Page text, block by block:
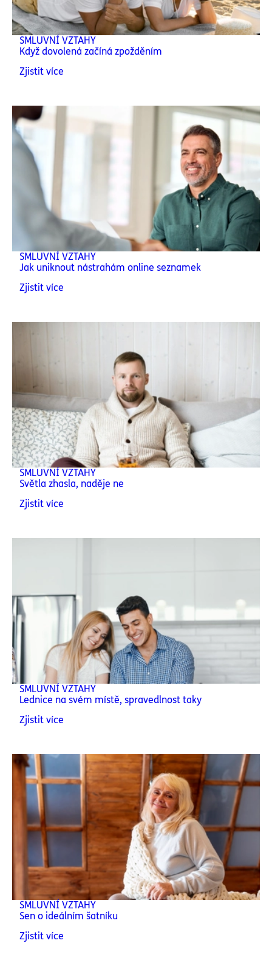
SMLUVNÍ VZTAHY
Když dovolená začíná zpožděním
Zjistit více
SMLUVNÍ VZTAHY
Jak uniknout nástrahám online seznamek
Zjistit více
SMLUVNÍ VZTAHY
Světla zhasla, naděje ne
Zjistit více
SMLUVNÍ VZTAHY
Lednice na svém místě, spravedlnost taky
Zjistit více
SMLUVNÍ VZTAHY
Sen o ideálním šatníku
Zjistit více